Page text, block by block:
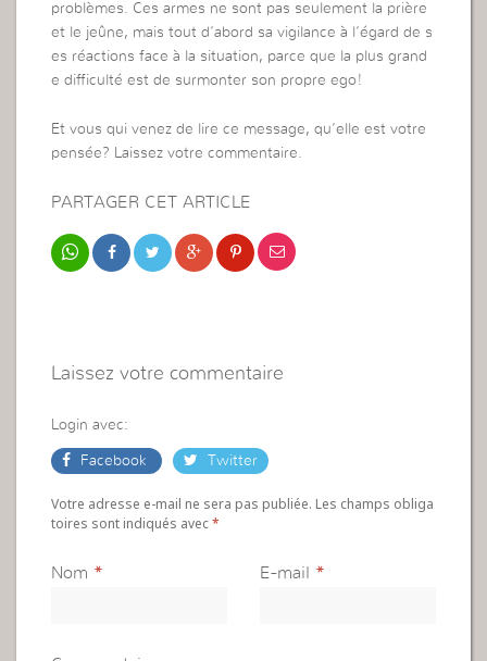
problèmes. Ces armes ne sont pas seulement la prière
et le jeûne, mais tout d’abord sa vigilance à l’égard de s
es réactions face à la situation, parce que la plus grand
e difficulté est de surmonter son propre ego!
Et vous qui venez de lire ce message, qu’elle est votre
pensée? Laissez votre commentaire.
PARTAGER CET ARTICLE
Laissez votre commentaire
Login avec:
Facebook Twitter
Votre adresse e-mail ne sera pas publiée. Les champs obliga
toires sont indiqués avec*
Nom * E-mail *